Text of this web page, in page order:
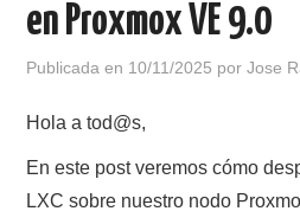
en Proxmox VE 9.0
Publicada en 10/11/2025 porJose
Hola a tod@s,
En este post veremos cómo
LXC sobre nuestro nodo